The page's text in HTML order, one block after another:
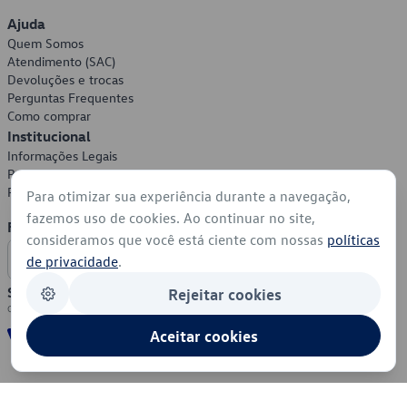
Ajuda
Quem Somos
Atendimento (SAC)
Devoluções e trocas
Perguntas Frequentes
Como comprar
Institucional
Informações Legais
Política de Privacidade
Política de Cookies
Formas de Pagamento
Segurança
Para otimizar sua experiência durante a navegação,
fazemos uso de cookies. Ao continuar no site,
consideramos que você está ciente com nossas políticas
de privacidade.
Rejeitar cookies
Aceitar cookies